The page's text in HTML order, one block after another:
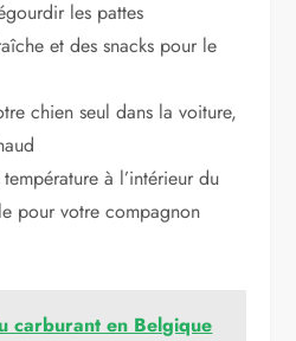
les pattes
et des snacks pour le
chien seul dans la voiture,
à l’intérieur du
pour votre compagnon
carburant en Belgique